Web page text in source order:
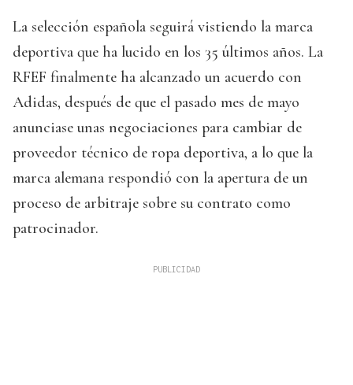
La selección española seguirá vistiendo la marca
deportiva que ha lucido en los 35 últimos años. La
RFEF finalmente ha alcanzado un acuerdo con
Adidas, después de que el pasado mes de mayo
anunciase unas negociaciones para cambiar de
proveedor técnico de ropa deportiva, a lo que la
marca alemana respondió con la apertura de un
proceso de arbitraje sobre su contrato como
patrocinador.